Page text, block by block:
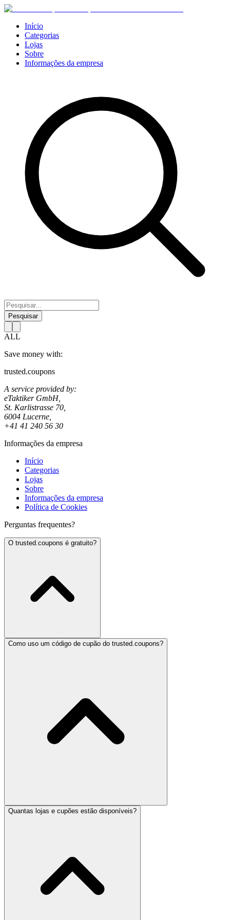
Início
Categorias
Lojas
Sobre
Informações da empresa
Pesquisar
ALL
Save money with:
trusted.coupons
A service provided by:
eTaktiker GmbH,
St. Karlistrasse 70,
6004 Lucerne,
+41 41 240 56 30
Informações da empresa
Início
Categorias
Lojas
Sobre
Informações da empresa
Política de Cookies
Perguntas frequentes?
O trusted.coupons é gratuito?
Como uso um código de cupão do trusted.coupons?
Quantas lojas e cupões estão disponíveis?